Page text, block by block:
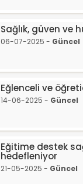
Sağlık, güven ve
06-07-2025 - Güncel
Eğlenceli ve
14-06-2025 - Güncel
Eğitime destek
hedefleniyor
21-05-2025 - Güncel